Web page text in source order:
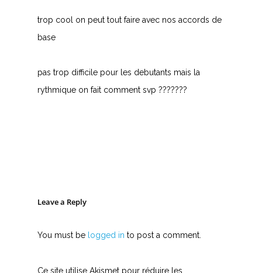
trop cool on peut tout faire avec nos accords de
base
pas trop difficile pour les debutants mais la
rythmique on fait comment svp ???????
Leave a Reply
You must be logged in to post a comment.
Ce site utilise Akismet pour réduire les